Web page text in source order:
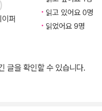
습니다. 일부 내용들은 이견
임 디자이너들이 서로의 생
야에서 일을 하고 싶은데,
게임 개발 과정이 궁금한
퍼
읽고 있어요 0명
읽었어요 9명
글을 확인할 수 있습니다.